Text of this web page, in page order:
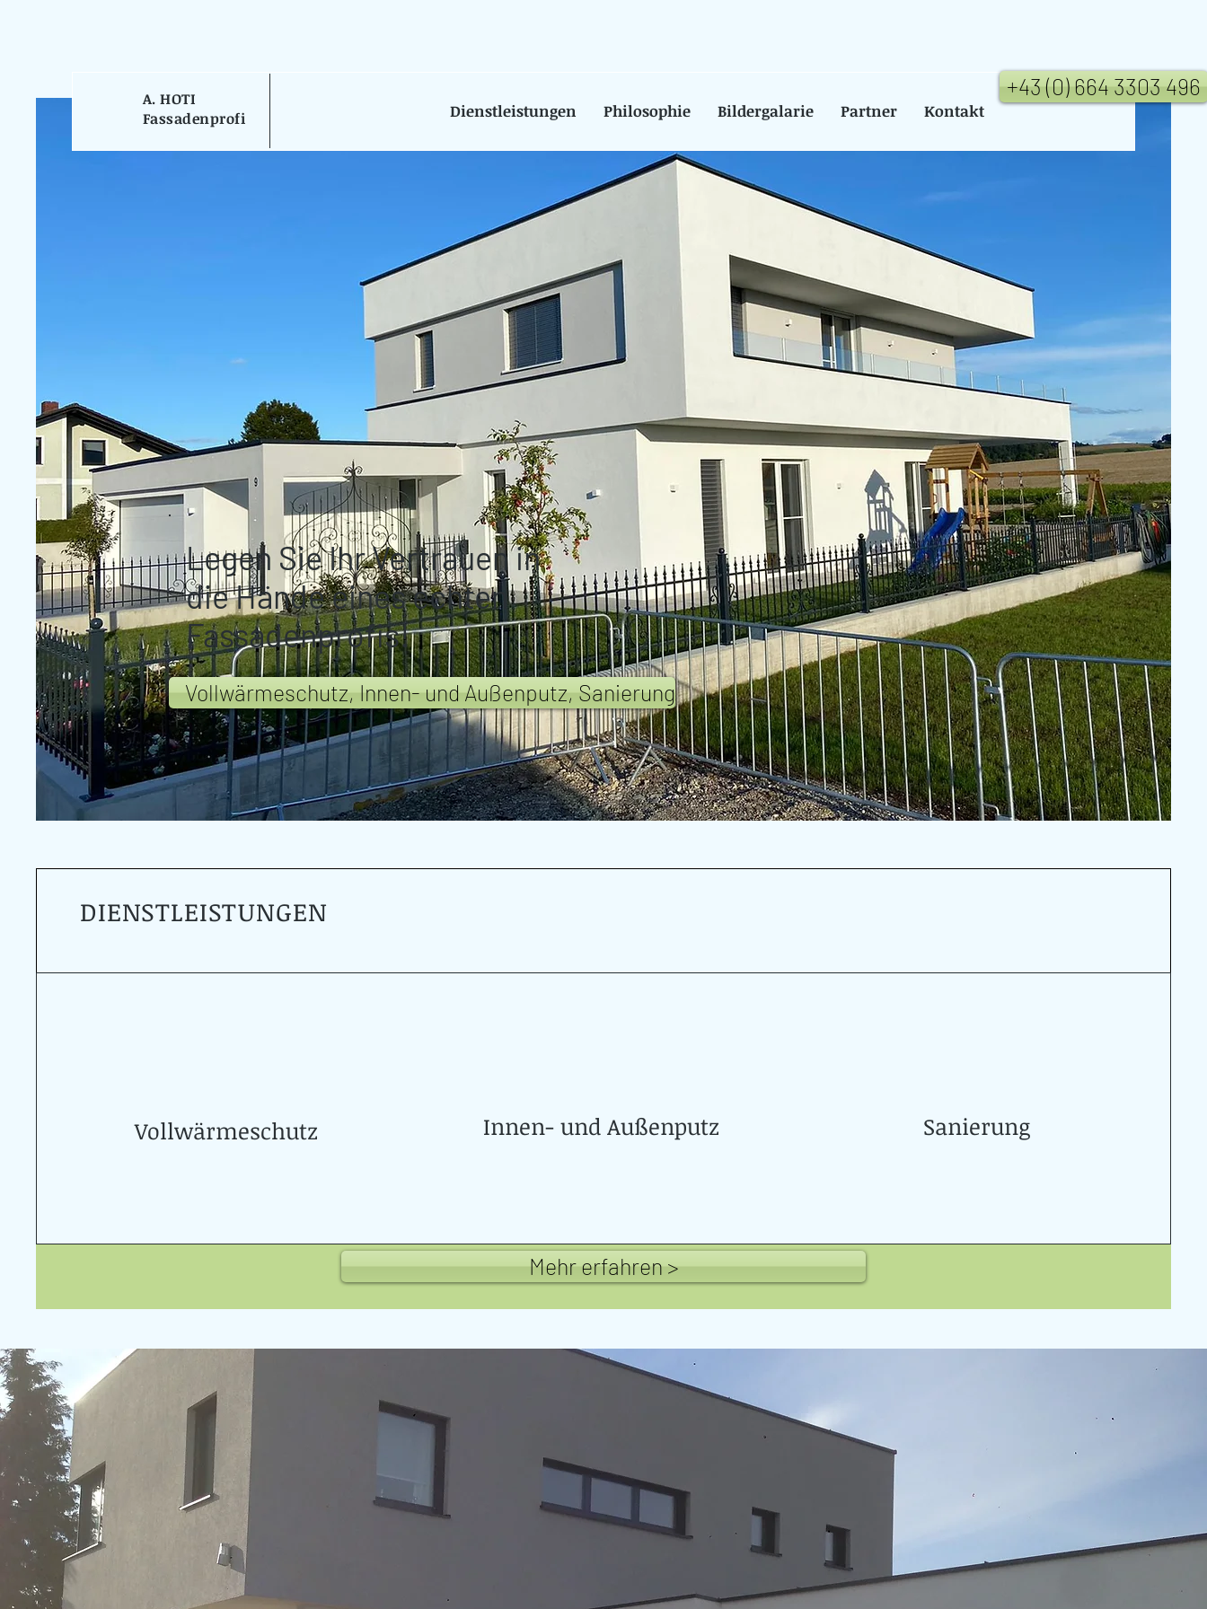
A. HOTI
Fassadenprofi
Dienstleistungen Philosophie Bildergalarie Partner Kontakt
+43 (0) 664 3303 496
Legen Sie Ihr Vertrauen in
die Hände eines echten
Fassadenprofis!
Vollwärmeschutz, Innen- und Außenputz, Sanierung
DIENSTLEISTUNGEN
Vollwärmeschutz Innen- und Außenputz Sanierung
Mehr erfahren >